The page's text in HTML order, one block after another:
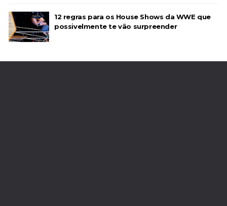
12 regras para os House Shows da WWE que
possivelmente te vão surpreender